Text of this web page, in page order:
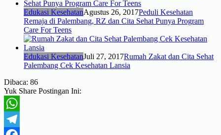
Edukasi KesehatanAgustus 26, 2017Peduli Kesehatan
Remaja di Palembang, RZ dan Cita Sehat Punya Program
Care For Teens
Edukasi KesehatanJuli 27, 2017Rumah Zakat dan Cita Sehat
Palembang Cek Kesehatan Lansia
Dibaca: 86
Yuk Share Postingan Ini:
WhatsApp